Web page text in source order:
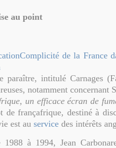
au point
Complicité de la France
intitulé Carnages
notamment concernant
un efficace écran de
de françafrique, destiné à
est au service des intérêts
à 1994, Jean